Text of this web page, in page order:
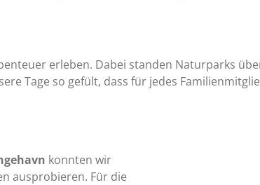
erleben. Dabei standen Naturparks
Tage so gefült, dass für jedes
konnten wir
ausprobieren. Für die